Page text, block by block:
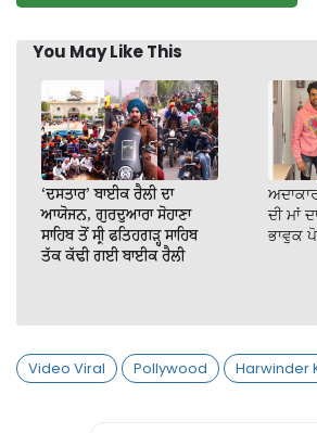
You May Like This
‘ਦਸਤਾਰ’ ਬਾਈਕ ਰੈਲੀ ਦਾ
ਆਯੋਜਨ, ਗੁਰਦੁਆਰਾ ਸੋਹਾਣਾ
ਸਾਹਿਬ ਤੋਂ ਸ੍ਰੀ ਫਤਿਹਗੜ੍ਹ ਸਾਹਿਬ
ਤੱਕ ਕੱਢੀ ਗਈ ਬਾਈਕ ਰੈਲੀ
ਦੀ ਮਾਂ
ਭਾਵੁਕ
Video Viral Pollywood Harwinder